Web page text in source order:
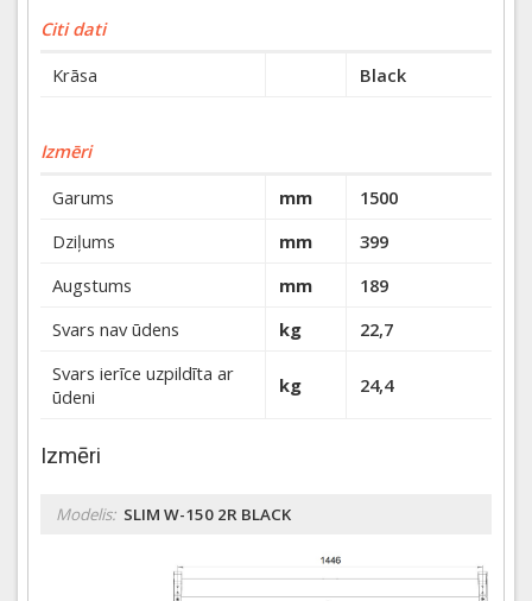
Citi dati
Krāsa
Black
Izmēri
Garums
mm
1500
Dziļums
mm
399
Augstums
mm
189
Svars nav ūdens
kg
22,7
Svars ierīce uzpildīta ar
ūdeni
kg 24,4
Izmēri
Modelis: SLIM W-150 2R BLACK